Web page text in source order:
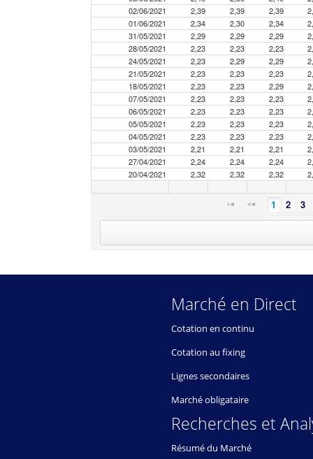
02/06/2021
2,39 2,39 2,39
01/06/2021
2,34 2,30 2,34
31/05/2021
2,29 2,29 2,29
28/05/2021
2,23 2,23 2,23
24/05/2021
2,23 2,29 2,29
21/05/2021
2,23 2,23 2,23
18/05/2021
2,23 2,23 2,29
07/05/2021
2,23 2,23 2,23
06/05/2021
2,23 2,23 2,23
05/05/2021
2,23 2,23 2,23
04/05/2021
2,23 2,23 2,23
03/05/2021
2,21 2,21 2,21
27/04/2021
2,24 2,24 2,24
20/04/2021
2,32 2,32 2,32
1 2 3
Marché en Direct
Cotation en continu
Cotation au fixing
Lignes secondaires
Marché obligataire
Recherches et
Résumé du Marché